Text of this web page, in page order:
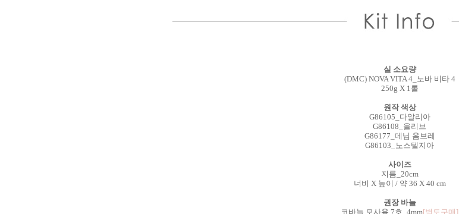
실 소요량
(DMC) NOVA VITA 4_노바 비타 4
250g X 1롤
원작 색상
G86105_다알리아
G86108_올리브
G86177_데님 옴브레
G86103_노스텔지아
사이즈
지름_20cm
너비 X 높이 / 약 36 X 40 cm
권장 바늘
코바늘 모사용 7호_4mm[별도구매]